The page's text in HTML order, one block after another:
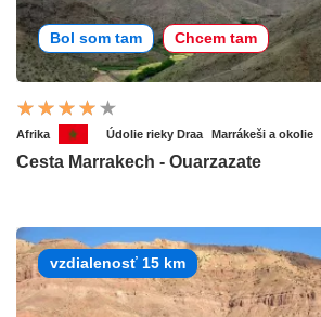
Bol som tam Chcem tam
Afrika Údolie rieky Draa Marrákeši a okolie
Cesta Marrakech - Ouarzazate
vzdialenosť 15 km